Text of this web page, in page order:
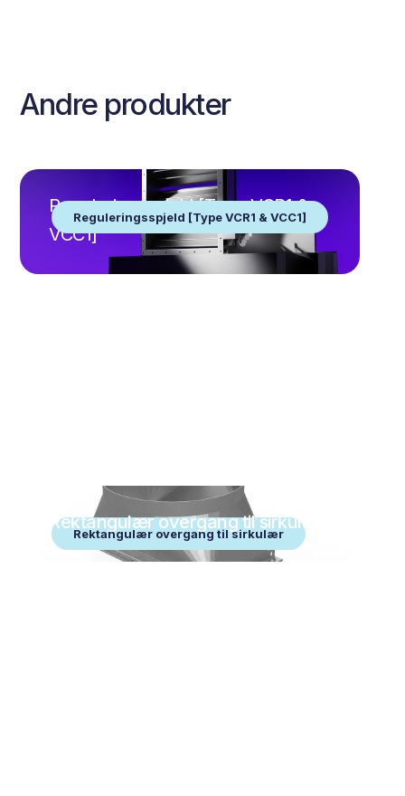
Andre produkter
Reguleringsspjeld [Type VCR1 & VCC1]
Reguleringsspjeld [Type VCR1 &
VCC1]
Rektangulær overgang til sirkulær
Rektangulær overgang til sirkulær